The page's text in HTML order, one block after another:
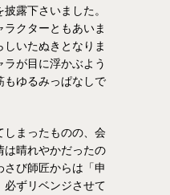
露下さいました。
クターともあいま
いたぬきとなりま
ラが目に浮かぶよう
もゆるみっぱなしで
しまったものの、会
は晴れやかだったの
び師匠からは「申
必ずリベンジさせて